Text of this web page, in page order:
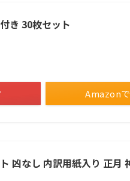
き 30枚セット
Amazon
凶なし 内訳用紙入り 正月